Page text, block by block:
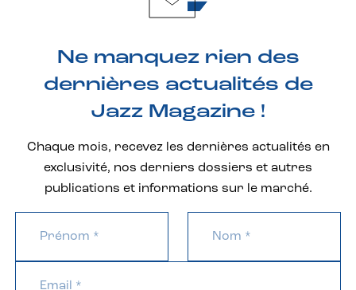
Ne manquez rien des
dernières actualités de
Jazz Magazine !
Chaque mois, recevez les dernières actualités en
exclusivité, nos derniers dossiers et autres
publications et informations sur le marché.